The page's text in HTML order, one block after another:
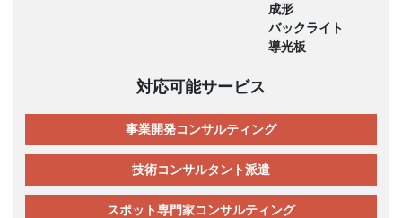
成形
バックライト
導光板
対応可能サービス
事業開発コンサルティング
技術コンサルタント派遣
スポット専門家コンサルティング